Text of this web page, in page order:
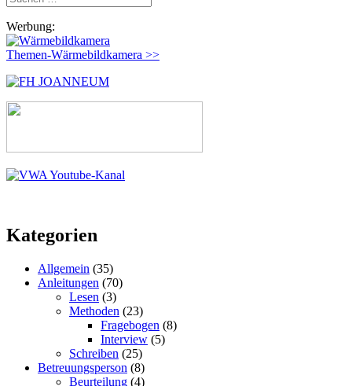
nach:
Werbung:
Themen-Wärmebildkamera >>
Kategorien
Allgemein (35)
Anleitungen (70)
Lesen (3)
Methoden (23)
Fragebogen (8)
Interview (5)
Schreiben (25)
Betreuungsperson (8)
Beurteilung (4)